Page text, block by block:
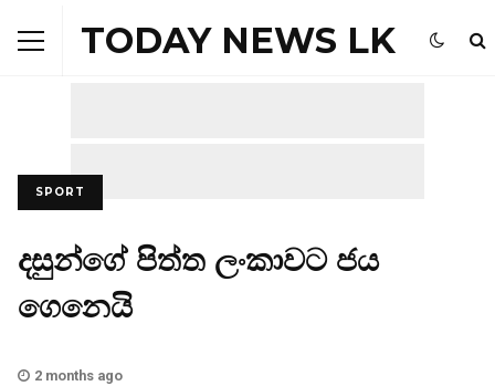
TODAY NEWS LK
SPORT
දසුන්ගේ පිත්ත ලංකාවට ජය
ගෙනෙයි
2 months ago